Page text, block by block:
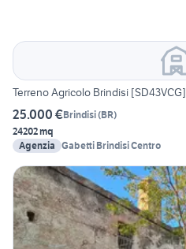
Terreno Agricolo Brindisi [SD43VCG]
25.000 €Brindisi(BR)
24202 mq
Agenzia Gabetti Brindisi Centro